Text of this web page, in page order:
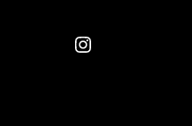
Instagram